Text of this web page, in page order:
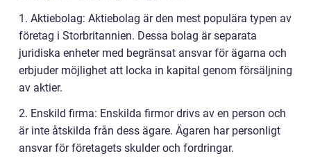
1. Aktiebolag: Aktiebolag är den mest populära typen av
företag i Storbritannien. Dessa bolag är separata
juridiska enheter med begränsat ansvar för ägarna och
erbjuder möjlighet att locka in kapital genom försäljning
av aktier.
2. Enskild firma: Enskilda firmor drivs av en person och
är inte åtskilda från dess ägare. Ägaren har personligt
ansvar för företagets skulder och fordringar.